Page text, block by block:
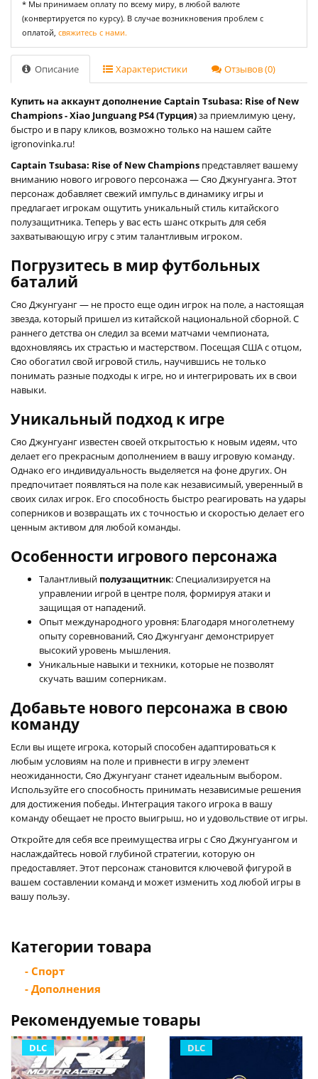
* Мы принимаем оплату по всему миру, в любой валюте
(конвертируется по курсу). В случае возникновения проблем с
оплатой, свяжитесь с нами.
Описание Характеристики Отзывов (0)
Купить на аккаунт дополнение Captain Tsubasa: Rise of New
Champions - Xiao Junguang PS4 (Турция)за приемлимую цену,
быстро и в пару кликов, возможно только на нашем сайте
igronovinka.ru!
Captain Tsubasa: Rise of New Champions представляет вашему
вниманию нового игрового персонажа — Сяо Джунгуанга. Этот
персонаж добавляет свежий импульс в динамику игры и
предлагает игрокам ощутить уникальный стиль китайского
полузащитника. Теперь у вас есть шанс открыть для себя
захватывающую игру с этим талантливым игроком.
Погрузитесь в мир футбольных
баталий
Сяо Джунгуанг — не просто еще один игрок на поле, а настоящая
звезда, который пришел из китайской национальной сборной. С
раннего детства он следил за всеми матчами чемпионата,
вдохновляясь их страстью и мастерством. Посещая США с отцом,
Сяо обогатил свой игровой стиль, научившись не только
понимать разные подходы к игре, но и интегрировать их в свои
навыки.
Уникальный подход к игре
Сяо Джунгуанг известен своей открытостью к новым идеям, что
делает его прекрасным дополнением в вашу игровую команду.
Однако его индивидуальность выделяется на фоне других. Он
предпочитает появляться на поле как независимый, уверенный в
своих силах игрок. Его способность быстро реагировать на удары
соперников и возвращать их с точностью и скоростью делает его
ценным активом для любой команды.
Особенности игрового персонажа
Талантливый полузащитник: Специализируется на
управлении игрой в центре поля, формируя атаки и
защищая от нападений.
Опыт международного уровня: Благодаря многолетнему
опыту соревнований, Сяо Джунгуанг демонстрирует
высокий уровень мышления.
Уникальные навыки и техники, которые не позволят
скучать вашим соперникам.
Добавьте нового персонажа в свою
команду
Если вы ищете игрока, который способен адаптироваться к
любым условиям на поле и привнести в игру элемент
неожиданности, Сяо Джунгуанг станет идеальным выбором.
Используйте его способность принимать независимые решения
для достижения победы. Интеграция такого игрока в вашу
команду обещает не просто выигрыш, но и удовольствие от игры.
Откройте для себя все преимущества игры с Сяо Джунгуангом и
наслаждайтесь новой глубиной стратегии, которую он
предоставляет. Этот персонаж становится ключевой фигурой в
вашем составлении команд и может изменить ход любой игры в
вашу пользу.
Категории товара
- Спорт
- Дополнения
Рекомендуемые товары
DLC DLC